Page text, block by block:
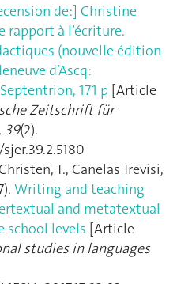
de:] Christine
rapport à l’écriture.
(nouvelle édition
d’Ascq:
171 p [Article
Zeitschrift für
39(2).
T., Canelas Trevisi,
Writing and teaching
and metatextual
levels [Article
studies in languages